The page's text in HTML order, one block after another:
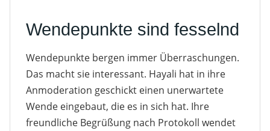
Wendepunkte sind fesselnd
Wendepunkte bergen immer Überraschungen.
Das macht sie interessant. Hayali hat in ihre
Anmoderation geschickt einen unerwartete
Wende eingebaut, die es in sich hat. Ihre
freundliche Begrüßung nach Protokoll wendet